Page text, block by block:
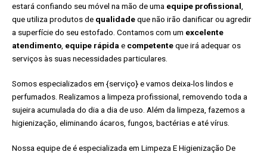
estará confiando seu móvel na mão de uma equipe profissional
que utiliza produtos de qualidadeque não irão danificar ou agredir
a superfície do seu estofado. Contamos com um excelente
atendimento equipe rápida e competenteque irá adequar os
serviços às suas necessidades particulares.
Somos especializados em {serviço} e vamos deixa-los lindos e
perfumados. Realizamos a limpeza profissional, removendo toda a
sujeira acumulada do dia a dia de uso. Além da limpeza, fazemos a
higienização, eliminando ácaros, fungos, bactérias e até vírus.
Nossa equipe de é especializada em Limpeza E Higienização De